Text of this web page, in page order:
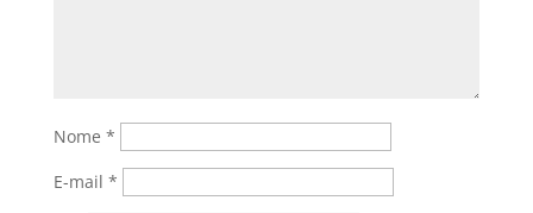
Nome *
E-mail *